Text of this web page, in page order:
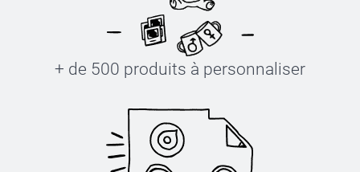
+ de 500 produits à personnaliser